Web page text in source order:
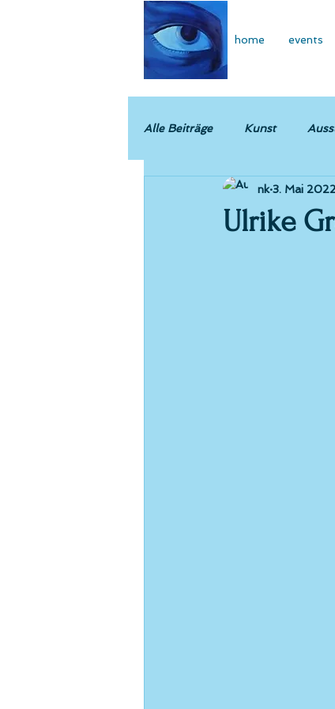
home events
Alle Beiträge Kunst
Ulrike
nk 3. Mai